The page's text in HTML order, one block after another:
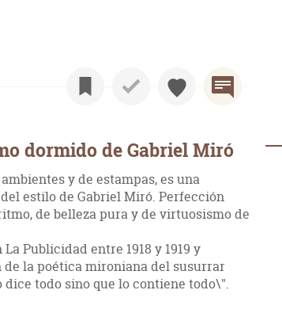
dormido de Gabriel Miró
y de estampas, es una
estilo de Gabriel Miró. Perfección
de belleza pura y de virtuosismo de
Publicidad entre 1918 y 1919 y
de la poética mironiana del susurrar
todo sino que lo contiene todo\".